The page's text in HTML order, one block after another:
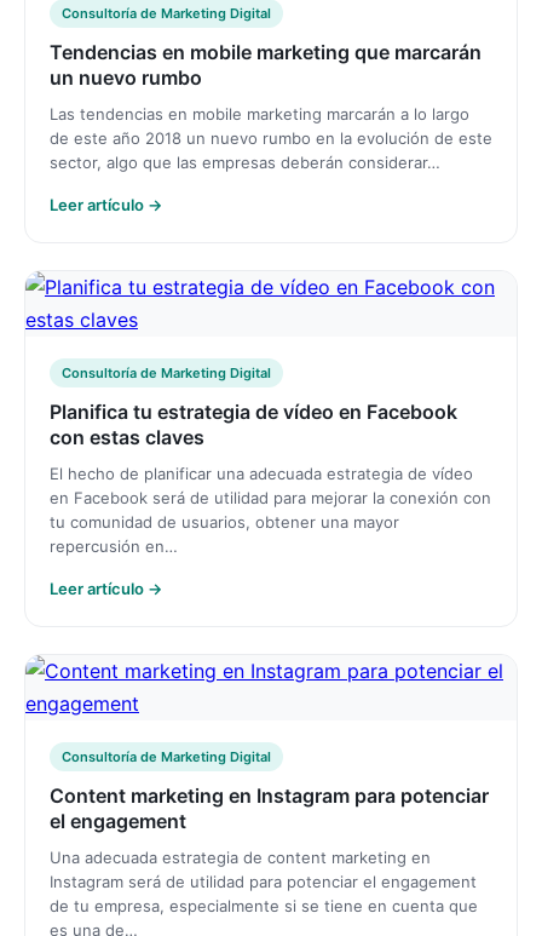
Consultoría de Marketing Digital
Tendencias en mobile marketing que marcarán
un nuevo rumbo
Las tendencias en mobile marketing marcarán a lo largo
de este año 2018 un nuevo rumbo en la evolución de este
sector, algo que las empresas deberán considerar…
Leer artículo →
Consultoría de Marketing Digital
Planifica tu estrategia de vídeo en Facebook
con estas claves
El hecho de planificar una adecuada estrategia de vídeo
en Facebook será de utilidad para mejorar la conexión con
tu comunidad de usuarios, obtener una mayor
repercusión en…
Leer artículo →
Consultoría de Marketing Digital
Content marketing en Instagram para potenciar
el engagement
Una adecuada estrategia de content marketing en
Instagram será de utilidad para potenciar el engagement
de tu empresa, especialmente si se tiene en cuenta que
es una de…